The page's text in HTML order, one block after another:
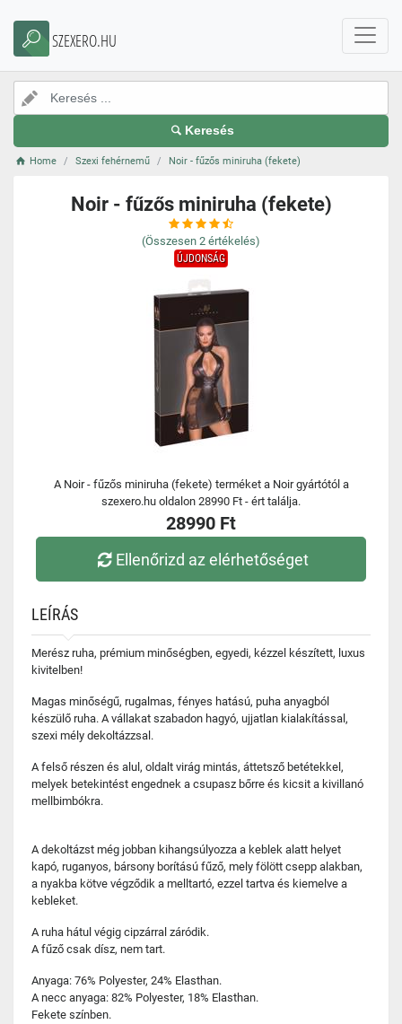
SZEXERO.HU
Keresés
Home Szexi fehérnemű Noir - fűzős miniruha (fekete)
Noir - fűzős miniruha (fekete)
(Összesen 2 értékelés)
ÚJDONSÁG
A Noir - fűzős miniruha (fekete) terméket a Noir gyártótól a
szexero.hu oldalon 28990 Ft - ért találja.
28990 Ft
Ellenőrizd az elérhetőséget
LEÍRÁS
Merész ruha, prémium minőségben, egyedi, kézzel készített, luxus
kivitelben!
Magas minőségű, rugalmas, fényes hatású, puha anyagból
készülő ruha. A vállakat szabadon hagyó, ujjatlan kialakítással,
szexi mély dekoltázzsal.
A felső részen és alul, oldalt virág mintás, áttetsző betétekkel,
melyek betekintést engednek a csupasz bőrre és kicsit a kivillanó
mellbimbókra.
A dekoltázst még jobban kihangsúlyozza a keblek alatt helyet
kapó, ruganyos, bársony borítású fűző, mely fölött csepp alakban,
a nyakba kötve végződik a melltartó, ezzel tartva és kiemelve a
kebleket.
A ruha hátul végig cipzárral záródik.
A fűző csak dísz, nem tart.
Anyaga: 76% Polyester, 24% Elasthan.
A necc anyaga: 82% Polyester, 18% Elasthan.
Fekete színben.